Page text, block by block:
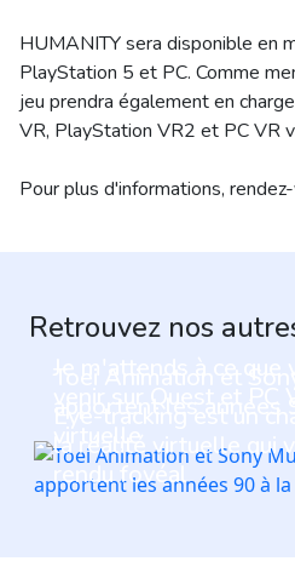
HUMANITY sera disponible en
PlayStation 5 et PC. Comme
jeu prendra également en
VR, PlayStation VR2 et PC VR
Pour plus d'informations,
Retrouvez nos
la réalité virtuelle qui
rendu fovéal